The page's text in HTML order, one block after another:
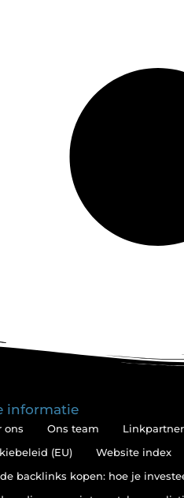
informatie
ons Ons team
(EU)
Website index
backlinks kopen: hoe je